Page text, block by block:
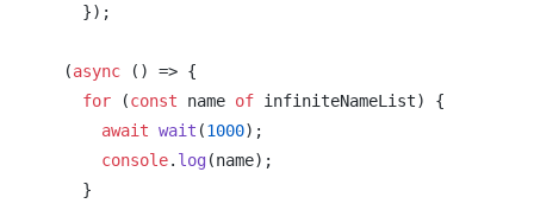
  });
(async () => {
for (const name of infiniteNameList) {
await wait (1000);
console. log(name);
  }